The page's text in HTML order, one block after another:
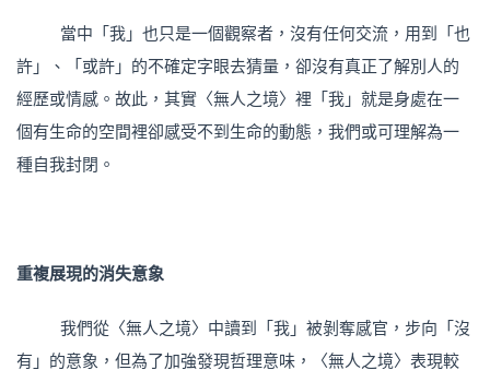
當中「我」也只是一個觀察者，沒有任何交流，用到「也
許」、「或許」的不確定字眼去猜量，卻沒有真正了解別人的
經歷或情感。故此，其實〈無人之境〉裡「我」就是身處在一
個有生命的空間裡卻感受不到生命的動態，我們或可理解為一
種自我封閉。
重複展現的消失意象
我們從〈無人之境〉中讀到「我」被剝奪感官，步向「沒
有」的意象，但為了加強發現哲理意味，〈無人之境〉表現較